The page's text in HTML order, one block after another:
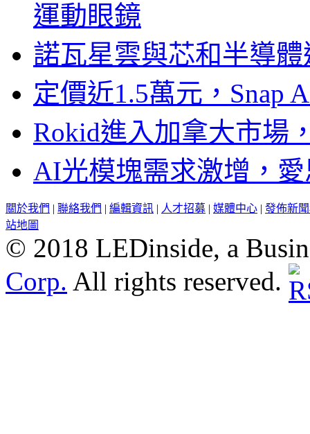
運動眼鏡
諾瓦星雲與芯和半導
定價近1.5萬元，Snap
Rokid進入加拿大市場
AI光模塊需求激增，
關於我們 | 聯絡我們 | 編輯資訊 | 人才招募 | 媒體中心 | 發佈新
站地圖
© 2018 LEDinside, a
Corp. All rights reserved.